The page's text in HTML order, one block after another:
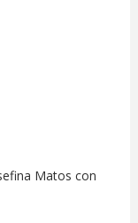
Matos con